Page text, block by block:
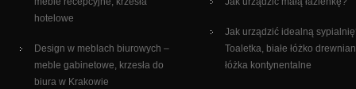
hotelowe
Design w meblach biurowych –
meble gabinetowe, krzesła do
biura w Krakowie
Jak urządzić idealną
Toaletka, białe łóżko
łóżka kontynentalne